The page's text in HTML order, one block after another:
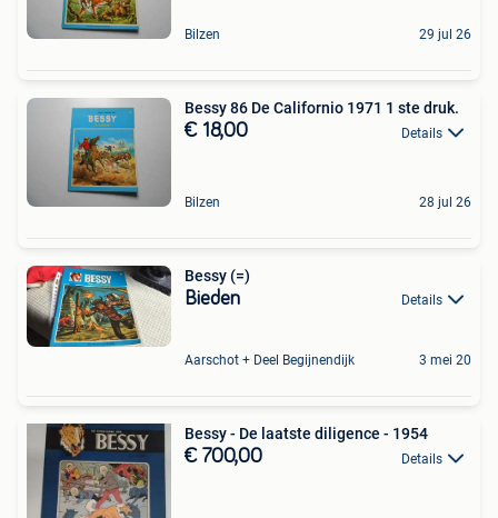
Bilzen 29 jul 26
Bessy 86 De Californio 1971 1 ste druk.
€ 18,00 Details
Bilzen 28 jul 26
Bessy (=)
Bieden Details
Aarschot + Deel Begijnendijk 3 mei 20
Bessy - De laatste diligence - 1954
€ 700,00 Details